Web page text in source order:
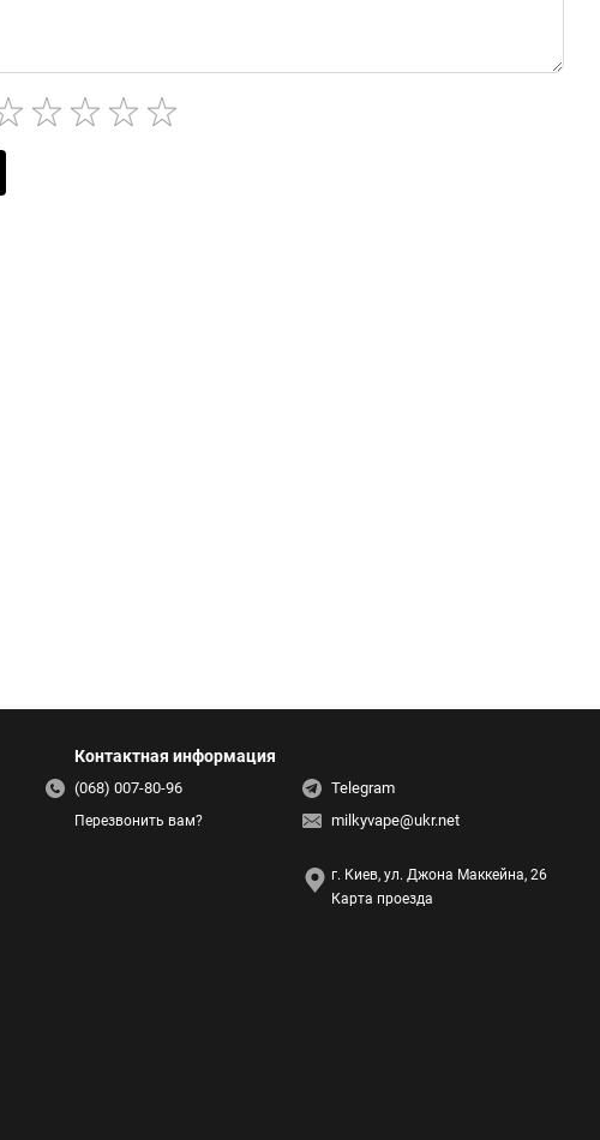
Контактная информация
(068) 007-80-96
Перезвонить вам?
Telegram
milkyvape@ukr.net
г. Киев, ул. Джона Маккейна, 26
Карта проезда